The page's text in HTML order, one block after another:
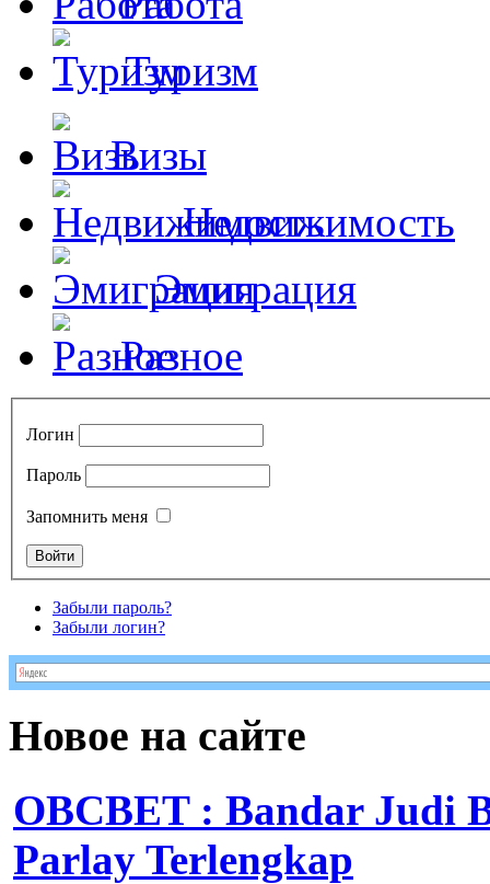
Туризм
Визы
Недвижимость
Эмиграция
Разное
Логин
Пароль
Запомнить меня
Забыли пароль?
Забыли логин?
Новое на сайте
OBCBET : Bandar Judi
Parlay Terlengkap